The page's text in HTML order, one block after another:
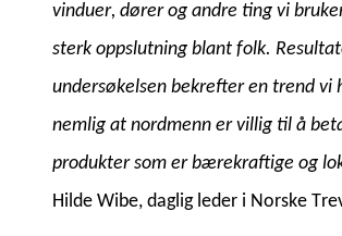
vinduer, dører og andre ting vi
sterk oppslutning blant folk.
undersøkelsen bekrefter en trend vi
nemlig at nordmenn er villig til å
produkter som er bærekraftige og
Hilde Wibe, daglig leder i Norske